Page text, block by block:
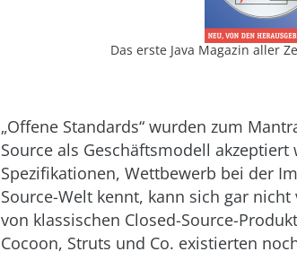
Das erste Java Magazin aller
„Offene Standards“ wurden zum
Source als Geschäftsmodell
Spezifikationen, Wettbewerb bei der
Source-Welt kennt, kann sich gar
von klassischen Closed-Source-
Cocoon, Struts und Co. existierten